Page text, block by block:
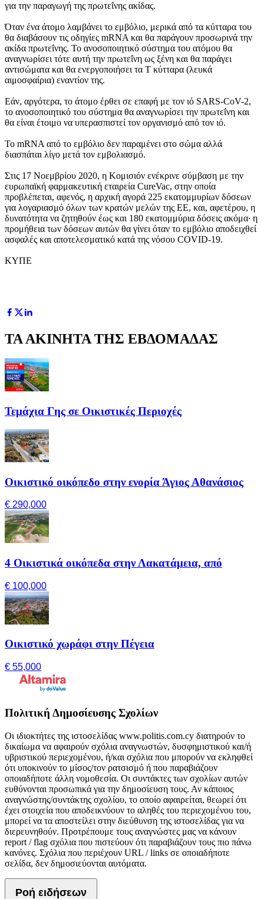
για την παραγωγή της πρωτεΐνης ακίδας.
Όταν ένα άτομο λαμβάνει το εμβόλιο, μερικά από τα κύτταρα του
θα διαβάσουν τις οδηγίες mRNA και θα παράγουν προσωρινά την
ακίδα πρωτεΐνης. Το ανοσοποιητικό σύστημα του ατόμου θα
αναγνωρίσει τότε αυτή την πρωτεΐνη ως ξένη και θα παράγει
αντισώματα και θα ενεργοποιήσει τα Τ κύτταρα (λευκά
αιμοσφαίρια) εναντίον της.
Εάν, αργότερα, το άτομο έρθει σε επαφή με τον ιό SARS-CoV-2,
το ανοσοποιητικό του σύστημα θα αναγνωρίσει την πρωτεΐνη και
θα είναι έτοιμο να υπερασπιστεί τον οργανισμό από τον ιό.
Το mRNA από το εμβόλιο δεν παραμένει στο σώμα αλλά
διασπάται λίγο μετά τον εμβολιασμό.
Στις 17 Νοεμβρίου 2020, η Κομισιόν ενέκρινε σύμβαση με την
ευρωπαϊκή φαρμακευτική εταιρεία CureVac, στην οποία
προβλέπεται, αφενός, η αρχική αγορά 225 εκατομμυρίων δόσεων
για λογαριασμό όλων των κρατών μελών της ΕΕ, και, αφετέρου, η
δυνατότητα να ζητηθούν έως και 180 εκατομμύρια δόσεις ακόμα· η
προμήθεια των δόσεων αυτών θα γίνει όταν το εμβόλιο αποδειχθεί
ασφαλές και αποτελεσματικό κατά της νόσου COVID-19.
ΚΥΠΕ
ΤΑ ΑΚΙΝΗΤΑ ΤΗΣ ΕΒΔΟΜΑΔΑΣ
Τεμάχια Γης σε Οικιστικές Περιοχές
Οικιστικό οικόπεδο στην ενορία Άγιος Αθανάσιος
€ 290,000
4 Οικιστικά οικόπεδα στην Λακατάμεια, από
€ 100,000
Οικιστικό χωράφι στην Πέγεια
€ 55,000
Πολιτική Δημοσίευσης Σχολίων
Οι ιδιοκτήτες της ιστοσελίδας www.politis.com.cy διατηρούν το
δικαίωμα να αφαιρούν σχόλια αναγνωστών, δυσφημιστικού και/ή
υβριστικού περιεχομένου, ή/και σχόλια που μπορούν να εκληφθεί
ότι υποκινούν το μίσος/τον ρατσισμό ή που παραβιάζουν
οποιαδήποτε άλλη νομοθεσία. Οι συντάκτες των σχολίων αυτών
ευθύνονται προσωπικά για την δημοσίευση τους. Αν κάποιος
αναγνώστης/συντάκτης σχολίου, το οποίο αφαιρείται, θεωρεί ότι
έχει στοιχεία που αποδεικνύουν το αληθές του περιεχομένου του,
μπορεί να τα αποστείλει στην διεύθυνση της ιστοσελίδας για να
διερευνηθούν. Προτρέπουμε τους αναγνώστες μας να κάνουν
report / flag σχόλια που πιστεύουν ότι παραβιάζουν τους πιο πάνω
κανόνες. Σχόλια που περιέχουν URL / links σε οποιαδήποτε
σελίδα, δεν δημοσιεύονται αυτόματα.
Ροή ειδήσεων